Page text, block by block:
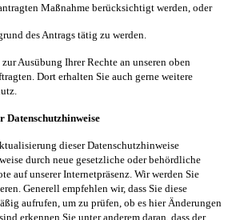
Maßnahme berücksichtigt werden, oder
des Antrags tätig zu werden.
Ausübung Ihrer Rechte an unseren oben
Dort erhalten Sie auch gerne weitere
Datenschutzhinweise
dieser Datenschutzhinweise
durch neue gesetzliche oder behördliche
auf unserer Internetpräsenz. Wir werden Sie
Generell empfehlen wir, dass Sie diese
aufrufen, um zu prüfen, ob es hier Änderungen
erkennen Sie unter anderem daran, dass der